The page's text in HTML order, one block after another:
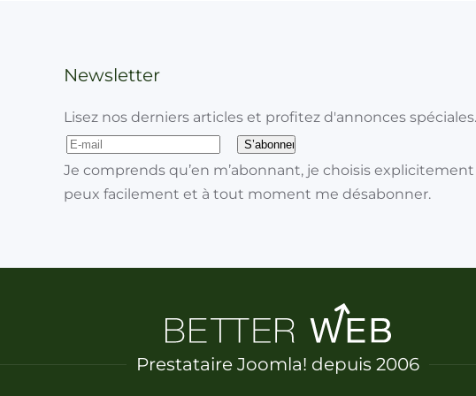
Newsletter
Lisez nos derniers articles et profitez d'annonces spéciales.
Je comprends qu’en m’abonnant, je choisis
peux facilement et à tout moment me désabonner.
Prestataire Joomla! depuis 2006